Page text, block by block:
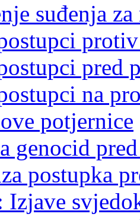
suđenja
pred
na
potjernice
genocid
postupka
Izjave